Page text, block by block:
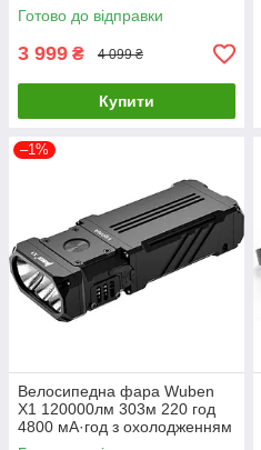
Готово до відправки
3 999 ₴ 4 099 ₴
Купити
–1%
Велосипедна фара Wuben
X1 120000лм 303м 220 год
4800 мА·год з охолодженням
(7 режимів) Чорний